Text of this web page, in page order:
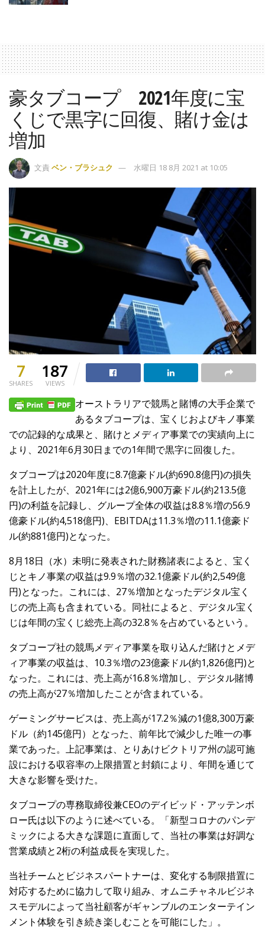
豪タブコープ 2021年度に宝
くじで黒字に回復、賭け金は
増加
文責 ベン・ブラシュク 水曜日 18 8月 2021 at 10:05
7
SHARES
187
VIEWS
オーストラリアで競馬と賭博の大手企業で
あるタブコープは、宝くじおよびキノ事業
での記録的な成果と、賭けとメディア事業での実績向上に
より、2021年6月30日までの1年間で黒字に回復した。
タブコープは2020年度に8.7億豪ドル(約690.8億円)の損失
を計上したが、2021年には2億6,900万豪ドル(約213.5億
円)の利益を記録し、グループ全体の収益は8.8％増の56.9
億豪ドル(約4,518億円)、EBITDAは11.3％増の11.1億豪ド
ル(約881億円)となった。
8月18日（水）未明に発表された財務諸表によると、宝く
じとキノ事業の収益は9.9％増の32.1億豪ドル(約2,549億
円)となった。これには、27％増加となったデジタル宝く
じの売上高も含まれている。同社によると、デジタル宝く
じは年間の宝くじ総売上高の32.8％を占めているという。
タブコープ社の競馬メディア事業を取り込んだ賭けとメデ
ィア事業の収益は、10.3％増の23億豪ドル(約1,826億円)と
なった。これには、売上高が16.8％増加し、デジタル賭博
の売上高が27％増加したことが含まれている。
ゲーミングサービスは、売上高が17.2％減の1億8,300万豪
ドル（約145億円）となった、前年比で減少した唯一の事
業であった。上記事業は、とりあけビクトリア州の認可施
設における収容率の上限措置と封鎖により、年間を通じて
大きな影響を受けた。
タブコープの専務取締役兼CEOのデイビッド・アッテンボ
ロー氏は以下のように述べている。「新型コロナのパンデ
ミックによる大きな課題に直面して、当社の事業は好調な
営業成績と2桁の利益成長を実現した。
当社チームとビジネスパートナーは、変化する制限措置に
対応するために協力して取り組み、オムニチャネルビジネ
スモデルによって当社顧客がギャンブルのエンターテイン
メント体験を引き続き楽しむことを可能にした」。